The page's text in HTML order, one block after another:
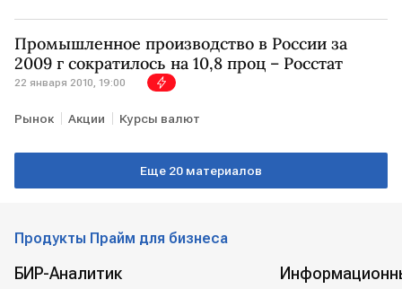
Промышленное производство в России за
2009 г сократилось на 10,8 проц – Росстат
22 января 2010, 19:00
Рынок Акции Курсы валют
Еще 20 материалов
Продукты Прайм для бизнеса
БИР-Аналитик